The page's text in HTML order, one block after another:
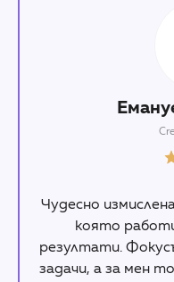
Чудесно
която
резултати.
задачи, а за мен